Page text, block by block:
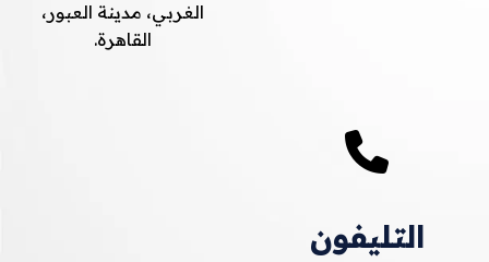
الغربي، مدينة العبور،
القاهرة.
التليفون